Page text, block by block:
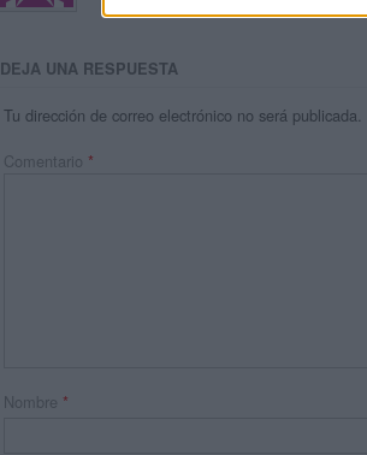
DEJA UNA RESPUESTA
Tu dirección de correo electrónico no será publicada.
Comentario *
Nombre *